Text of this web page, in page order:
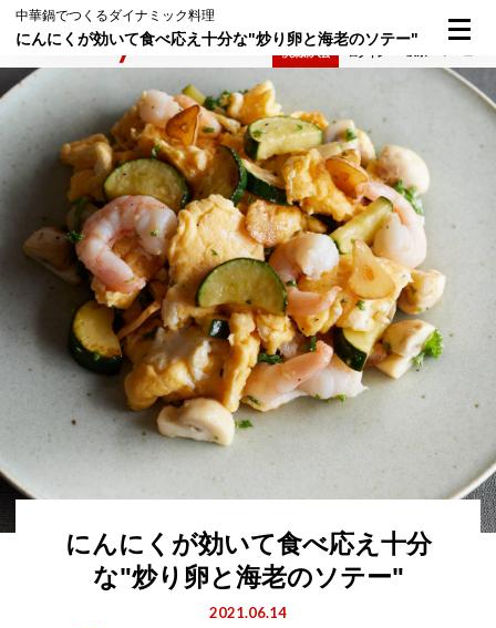
中華鍋でつくるダイナミック料理
にんにくが効いて食べ応え十分な"炒り卵と海老のソテー"
にんにくが効いて食べ応え十分
な"炒り卵と海老のソテー"
2021.06.14